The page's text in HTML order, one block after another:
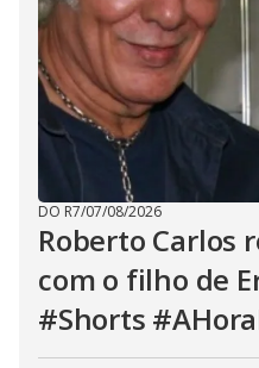
DO R7/07/08/2026
Roberto Carlos
com o filho de
#Shorts